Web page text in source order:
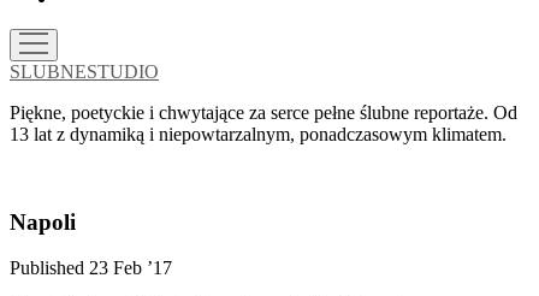
open
menu
SLUBNESTUDIO
Piękne, poetyckie i chwytające za serce pełne ślubne reportaże. Od
13 lat z dynamiką i niepowtarzalnym, ponadczasowym klimatem.
Napoli
Published 23 Feb ’17